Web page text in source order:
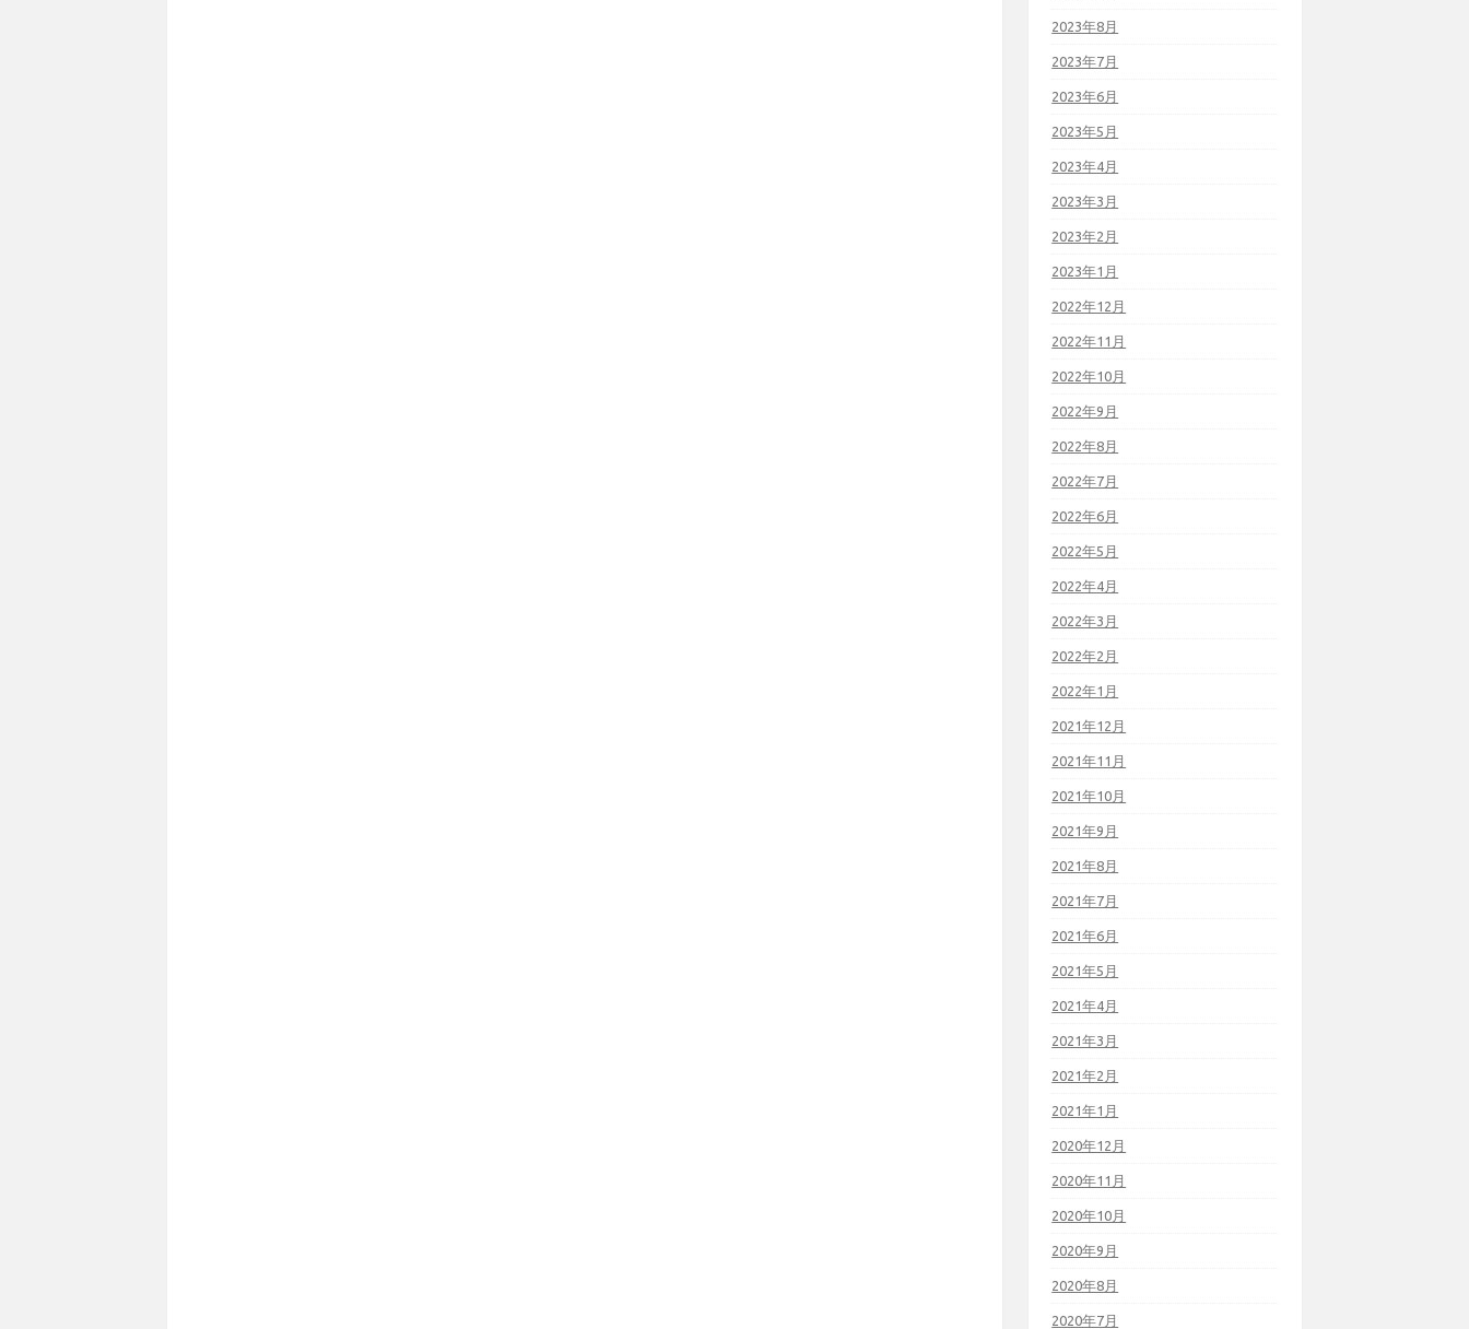
2023年8月
2023年7月
2023年6月
2023年5月
2023年4月
2023年3月
2023年2月
2023年1月
2022年12月
2022年11月
2022年10月
2022年9月
2022年8月
2022年7月
2022年6月
2022年5月
2022年4月
2022年3月
2022年2月
2022年1月
2021年12月
2021年11月
2021年10月
2021年9月
2021年8月
2021年7月
2021年6月
2021年5月
2021年4月
2021年3月
2021年2月
2021年1月
2020年12月
2020年11月
2020年10月
2020年9月
2020年8月
2020年7月